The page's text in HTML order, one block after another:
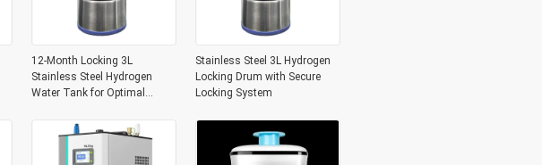
12-Month Locking 3L
Stainless Steel Hydrogen
Water Tank for Optimal
Stainless Steel 3L Hydrogen
Locking Drum with Secure
Locking System